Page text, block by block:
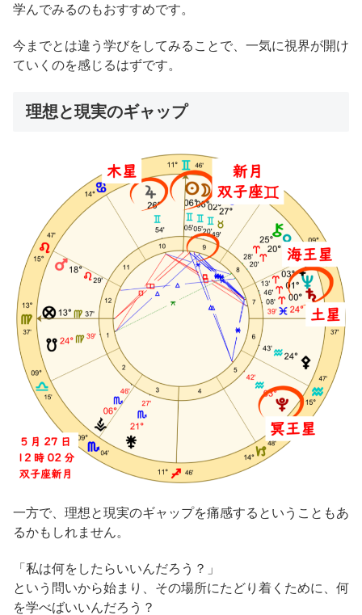
学んでみるのもおすすめです。
今までとは違う学びをしてみることで、一気に視界が開け
ていくのを感じるはずです。
理想と現実のギャップ
一方で、理想と現実のギャップを痛感するということもあ
るかもしれません。
「私は何をしたらいいんだろう？」
という問いから始まり、その場所にたどり着くために、何
を学べばいいんだろう？